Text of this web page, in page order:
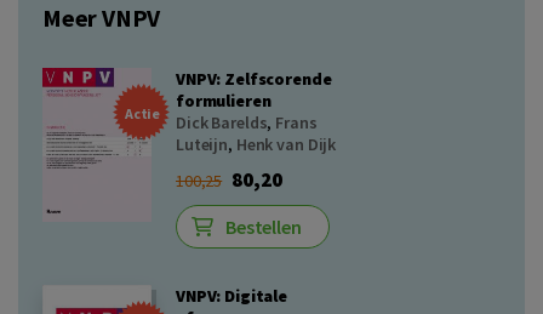
Meer VNPV
Actie
VNPV: Zelfscorende
formulieren
Dick Barelds, Frans
Luteijn, Henk van Dijk
100,25 80,20
Bestellen
VNPV: Digitale